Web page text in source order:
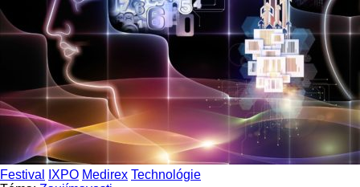
Festival IXPO Medirex Technológie